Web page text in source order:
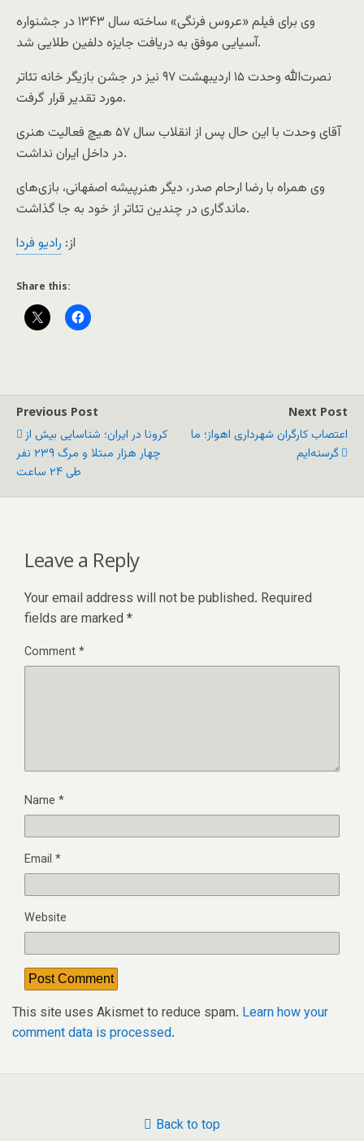
وی برای فیلم «عروس فرنگی» ساخته سال ۱۳۴۳ در جشنواره
آسیایی موفق به دریافت جایزه دلفین طلایی شد.
نصرت‌الله وحدت ۱۵ اردیبهشت ۹۷ نیز در جشن بازیگر خانه تئاتر
مورد تقدیر قرار گرفت.
آقای وحدت با این حال پس از انقلاب سال ۵۷ هیچ فعالیت هنری
در داخل ایران نداشت.
وی همراه با رضا ارحام صدر، دیگر هنرپیشه اصفهانی، بازی‌های
ماندگاری در چندین تئاتر از خود به جا گذاشت.
از: رادیو فردا
Share this:
Previous Post
کرونا در ایران؛ شناسایی بیش از
چهار هزار مبتلا و مرگ ۲۳۹ نفر
طی ۲۴ ساعت
Next Post
اعتصاب کارگران شهرداری اهواز؛ ما
گرسنه‌ایم
Leave a Reply
Your email address will not be published. Required
fields are marked *
Comment*
Name *
Email *
Website
This site uses Akismet to reduce spam. Learn how your
comment data is processed.
Back to top